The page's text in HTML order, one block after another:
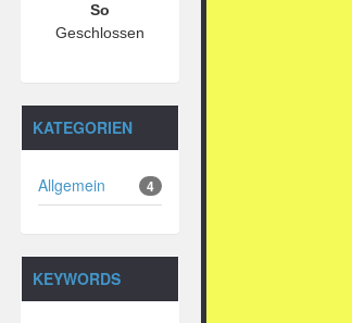
So
Geschlossen
KATEGORIEN
Allgemein 4
KEYWORDS